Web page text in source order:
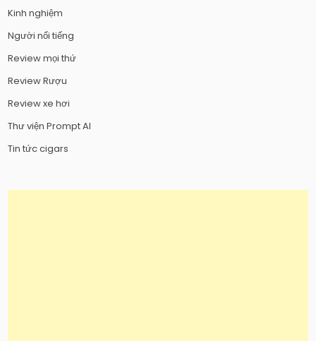
Kinh nghiệm
Người nổi tiếng
Review mọi thứ
Review Rượu
Review xe hơi
Thư viện Prompt AI
Tin tức cigars